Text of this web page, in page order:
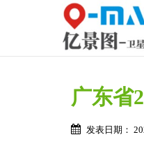
广东省
发表日期：